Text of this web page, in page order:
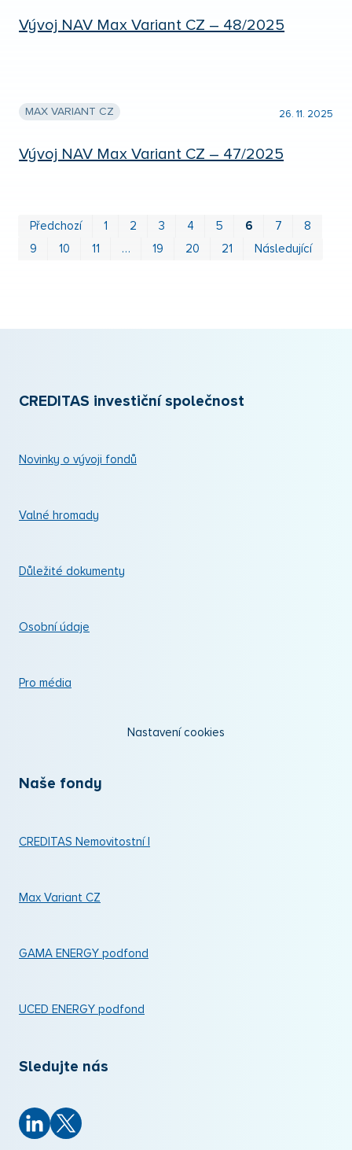
Vývoj NAV Max Variant CZ – 48/2025
MAX VARIANT CZ 26. 11. 2025
Vývoj NAV Max Variant CZ – 47/2025
Předchozí 1 2 3 4 5 6 7
8
9
10 11 … 19 20 21 Následující
CREDITAS investiční společnost
Novinky o vývoji fondů
Valné hromady
Důležité dokumenty
Osobní údaje
Pro média
Nastavení cookies
Naše fondy
CREDITAS Nemovitostní I
Max Variant CZ
GAMA ENERGY podfond
UCED ENERGY podfond
Sledujte nás